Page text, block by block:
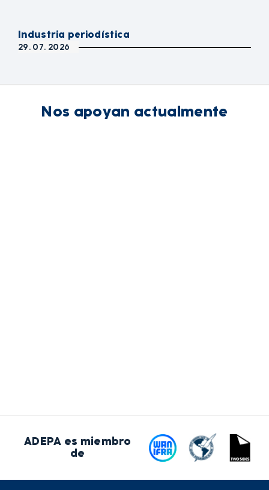
Industria periodística
29. 07. 2026
Nos apoyan actualmente
ADEPA es miembro
de